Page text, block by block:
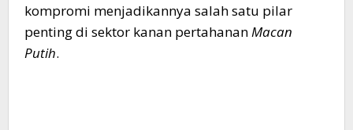
kompromi menjadikannya salah satu pilar
penting di sektor kanan pertahananMacan
Putih.